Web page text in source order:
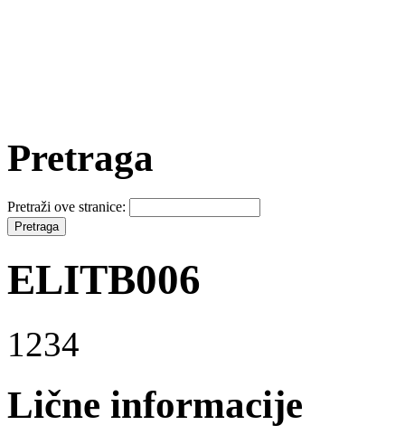
Pretraga
Pretraži ove stranice:
ELITB006
1234
Lične informacije